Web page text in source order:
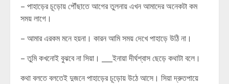
– পাহাড়ের চূড়োয় পৌঁছাতে আগের তুলনায় এখন আমাদের অনেকটা কম
সময় লাগে।
– আমার এরকম মনে হয়না। কারন আমি সময় দেখে পাহাড়ে উঠি না।
– তুমি কখনোই বুঝবে না সিয়া। ___ইনায়া দীর্ঘশ্বাস ছেড়ে কথাটা বলে।
কথা বলতে বলতেই দুজনে পাহাড়ের চূড়োয় উঠে আসে। সিয়া দ্রুতপায়ে